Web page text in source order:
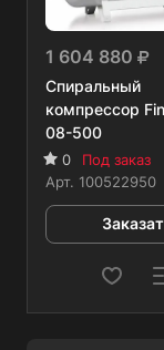
1 604 880
Спиральный
компрессор
08-500
0
Под заказ
Арт. 100522950